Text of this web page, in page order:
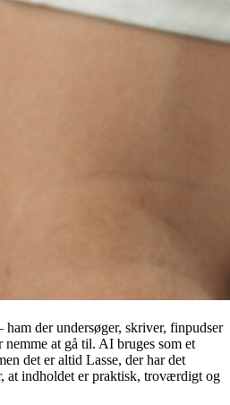
ham der undersøger, skriver, finpudser
nemme at gå til. AI bruges som et
det er altid Lasse, der har det
at indholdet er praktisk, troværdigt og